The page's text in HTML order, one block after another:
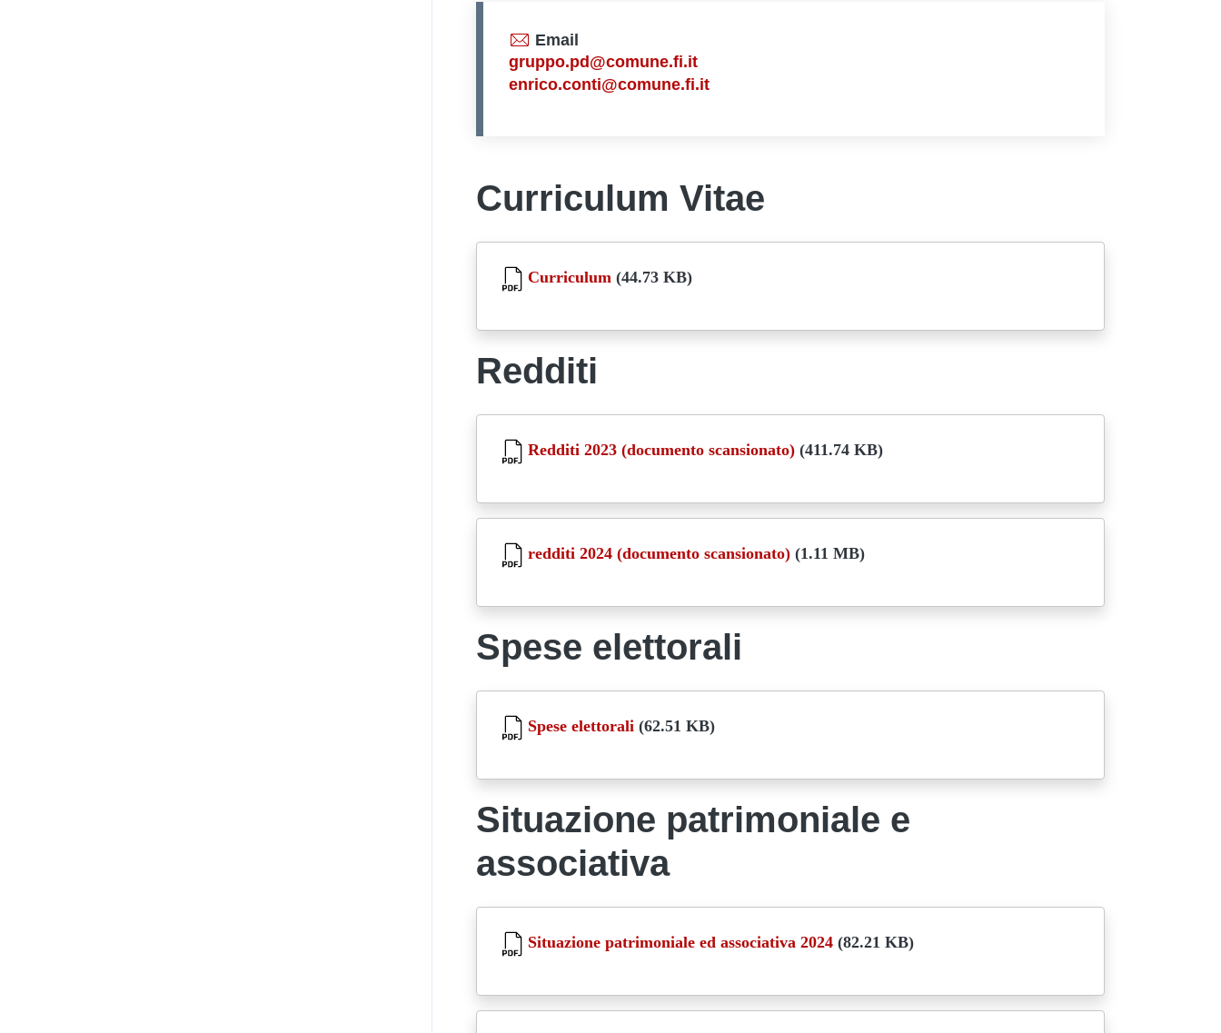
Email
gruppo.pd@comune.fi.it
enrico.conti@comune.fi.it
Curriculum Vitae
Curriculum (44.73 KB)
Redditi
Redditi 2023 (documento scansionato)(411.74 KB)
redditi 2024 (documento scansionato)(1.11 MB)
Spese elettorali
Spese elettorali (62.51 KB)
Situazione patrimoniale e
associativa
Situazione patrimoniale ed associativa 2024(82.21 KB)